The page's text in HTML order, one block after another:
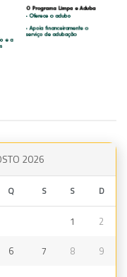
2026
Q S S D
1 2
6 7 8 9